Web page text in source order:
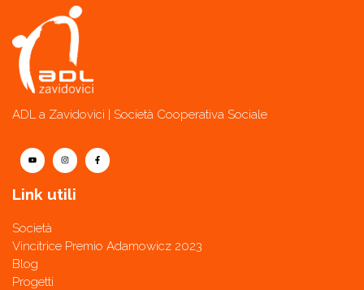
ADL a Zavidovici | Società Cooperativa Sociale
Link utili
Società
Vincitrice Premio Adamowicz 2023
Blog
Progetti